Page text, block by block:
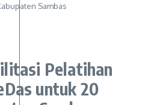
Sambas
Pelatihan
untuk 20